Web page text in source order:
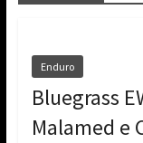
Enduro
Bluegrass
Malamed e